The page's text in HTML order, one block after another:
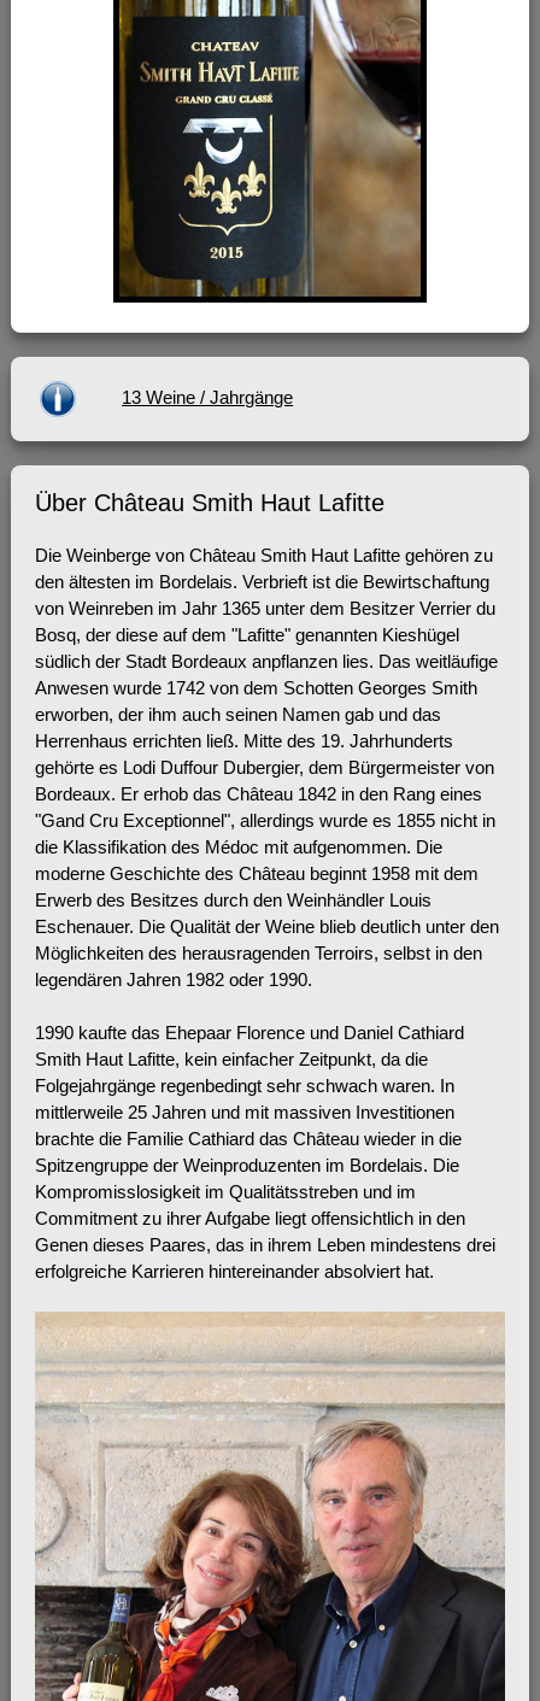
13 Weine / Jahrgänge
Über Château Smith Haut Lafitte
Die Weinberge von Château Smith Haut Lafitte gehören zu
den ältesten im Bordelais. Verbrieft ist die Bewirtschaftung
von Weinreben im Jahr 1365 unter dem Besitzer Verrier du
Bosq, der diese auf dem "Lafitte" genannten Kieshügel
südlich der Stadt Bordeaux anpflanzen lies. Das weitläufige
Anwesen wurde 1742 von dem Schotten Georges Smith
erworben, der ihm auch seinen Namen gab und das
Herrenhaus errichten ließ. Mitte des 19. Jahrhunderts
gehörte es Lodi Duffour Dubergier, dem Bürgermeister von
Bordeaux. Er erhob das Château 1842 in den Rang eines
"Gand Cru Exceptionnel", allerdings wurde es 1855 nicht in
die Klassifikation des Médoc mit aufgenommen. Die
moderne Geschichte des Château beginnt 1958 mit dem
Erwerb des Besitzes durch den Weinhändler Louis
Eschenauer. Die Qualität der Weine blieb deutlich unter den
Möglichkeiten des herausragenden Terroirs, selbst in den
legendären Jahren 1982 oder 1990.
1990 kaufte das Ehepaar Florence und Daniel Cathiard
Smith Haut Lafitte, kein einfacher Zeitpunkt, da die
Folgejahrgänge regenbedingt sehr schwach waren. In
mittlerweile 25 Jahren und mit massiven Investitionen
brachte die Familie Cathiard das Château wieder in die
Spitzengruppe der Weinproduzenten im Bordelais. Die
Kompromisslosigkeit im Qualitätsstreben und im
Commitment zu ihrer Aufgabe liegt offensichtlich in den
Genen dieses Paares, das in ihrem Leben mindestens drei
erfolgreiche Karrieren hintereinander absolviert hat.